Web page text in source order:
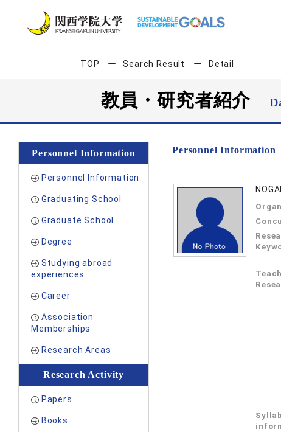
TOP Search Result Detail
教員・研究者紹介
Personnel Information
Personnel Information
Graduating School
Graduate School
Degree
Studying abroad
experiences
Career
Association
Memberships
Research Areas
Research Activity
Papers
Books
Personnel Information